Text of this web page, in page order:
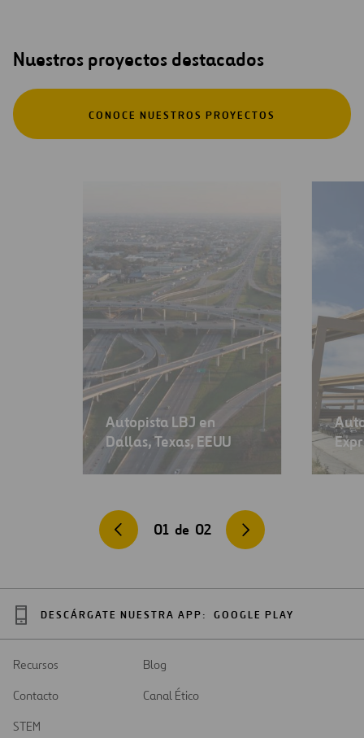
Nuestros proyectos destacados
CONOCE NUESTROS PROYECTOS
Autopista LBJ en
Dallas, Texas, EEUU
01 de 02
DESCÁRGATE NUESTRA APP: GOOGLE PLAY
Recursos
Blog
Contacto
Canal Ético
STEM